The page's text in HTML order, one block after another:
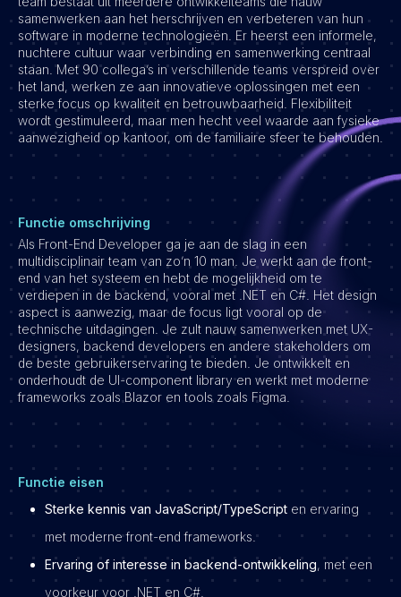
Over ons
Werken bij Haystack People
Jobmarketing
Contact
Vacatures
samenwerken aan het herschrijven en verbeteren van hun
software in moderne technologieën. Er heerst een informele,
nuchtere cultuur waar verbinding en samenwerking centraal
staan. Met 90 collega’s in verschillende teams verspreid over
het land, werken ze aan innovatieve oplossingen met een
sterke focus op kwaliteit en betrouwbaarheid. Flexibiliteit
wordt gestimuleerd, maar men hecht veel waarde aan fysieke
aanwezigheid op kantoor, om de familiaire sfeer te behouden.
Functie omschrijving
Als Front-End Developer ga je aan de slag in een
multidisciplinair team van zo’n 10 man. Je werkt aan de front-
end van het systeem en hebt de mogelijkheid om te
verdiepen in de backend, vooral met .NET en C#. Het design
aspect is aanwezig, maar de focus ligt vooral op de
technische uitdagingen. Je zult nauw samenwerken met UX-
designers, backend developers en andere stakeholders om
de beste gebruikerservaring te bieden. Je ontwikkelt en
onderhoudt de UI-component library en werkt met moderne
frameworks zoals Blazor en tools zoals Figma.
Functie eisen
Sterke kennis van JavaScript/TypeScript en ervaring
met moderne front-end frameworks.
Ervaring of interesse in backend-ontwikkeling, met een
voorkeur voor .NET en C#.